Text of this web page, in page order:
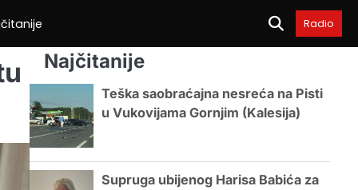
Radio
Najčitanije
Teška saobraćajna nesreća na Pisti
u Vukovijama Gornjim (Kalesija)
Supruga ubijenog Harisa Babića za